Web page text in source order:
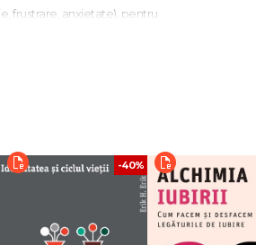
frustrare, anxietate), pentru
-40%